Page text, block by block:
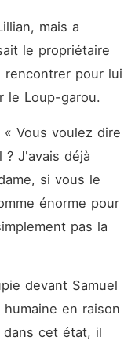
mais a
le propriétaire
rencontrer pour lui
le Loup-garou.
Vous voulez dire
? J'avais déjà
si vous le
énorme pour
pas la
devant Samuel
en raison
cet état, il